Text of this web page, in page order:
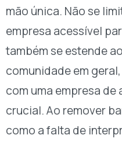
mão única. Não se
empresa acessível
também se estende
comunidade em
com uma empresa
crucial. Ao remover
como a falta de